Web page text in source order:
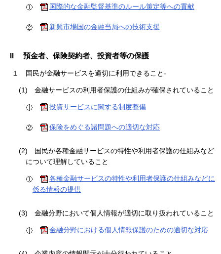
国際的な金融監督基準のルール策定等への貢献
新興市場国の金融当局への技術支援
II 預金者、保険契約者、投資者等の保護
１ 国民が金融サービスを適切に利用できること-
(1) 金融サービスの利用者保護の仕組みが確保されていること
投資サービスに関する制度整備
保険をめぐる諸問題への適切な対応
(2)
国民が各種金融サービスの特性や利用者保護の仕組みなど
について理解していること
各種金融サービスの特性や利用者保護の仕組みなどに
係る情報の提供
(3) 金融分野において個人情報が適切に取り扱われていること
金融分野における個人情報保護のための適切な対応